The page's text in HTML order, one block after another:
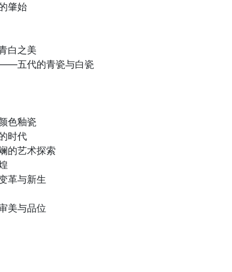
肇始
白之美
五代的青瓷与白瓷
色釉瓷
时代
的艺术探索
革与新生
美与品位